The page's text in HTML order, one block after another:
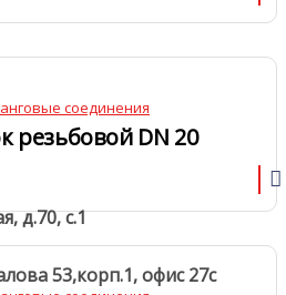
д.70, с.1
53,корп.1, офис 27с
соединения
резьбовой DN 20